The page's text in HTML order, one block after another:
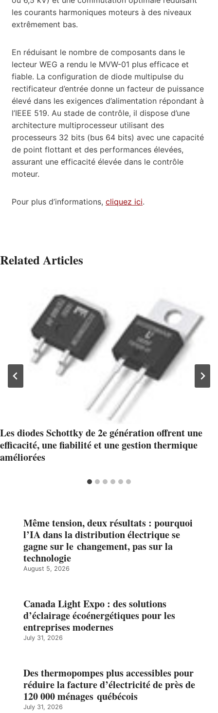
les courants harmoniques moteurs à des niveaux
extrêmement bas.
En réduisant le nombre de composants dans le
lecteur WEG a rendu le MVW-01 plus efficace et
fiable. La configuration de diode multipulse du
rectificateur d’entrée donne un facteur de puissance
élevé dans les exigences d’alimentation répondant à
l’IEEE 519. Au stade de contrôle, il dispose d’une
architecture multiprocesseur utilisant des
processeurs 32 bits (bus 64 bits) avec une capacité
de point flottant et des performances élevées,
assurant une efficacité élevée dans le contrôle
moteur.
Pour plus d’informations, cliquez ici.
Related Articles
Les diodes Schottky de 2e génération offrent une
efficacité, une fiabilité et une gestion thermique
améliorées
Même tension, deux résultats : pourquoi
l’IA dans la distribution électrique se
gagne sur le changement, pas sur la
technologie
August 5, 2026
Canada Light Expo : des solutions
d’éclairage écoénergétiques pour les
entreprises modernes
July 31, 2026
Des thermopompes plus accessibles pour
réduire la facture d’électricité de près de
120 000 ménages québécois
July 31, 2026